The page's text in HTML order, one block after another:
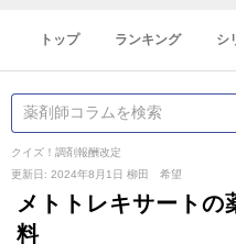
トップ ランキング シ
クイズ！調剤報酬改定
更新日: 2024年8月1日 柳田 希望
メトトレキサートの
料